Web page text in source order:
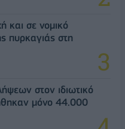
και σε νομικό
πυρκαγιάς στη
στον ιδιωτικό
μόνο 44.000